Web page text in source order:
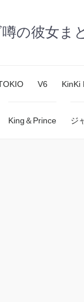
の彼女ま
V6 KinKi
King＆Prince ジ